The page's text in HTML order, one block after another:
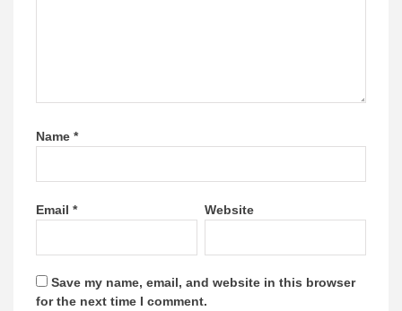
Name *
Email * Website
Save my name, email, and website in this browser
for the next time I comment.